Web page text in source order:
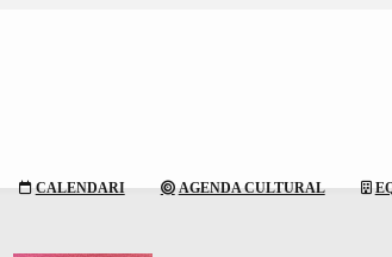
CALENDARI AGENDA CULTURAL